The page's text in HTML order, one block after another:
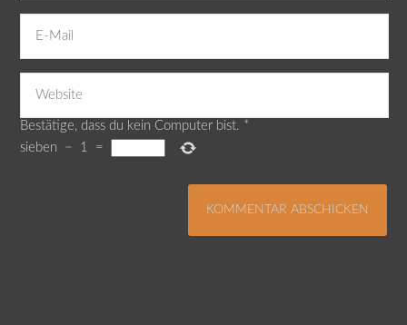
Bestätige, dass du kein Computer bist. *
sieben
− 1 =